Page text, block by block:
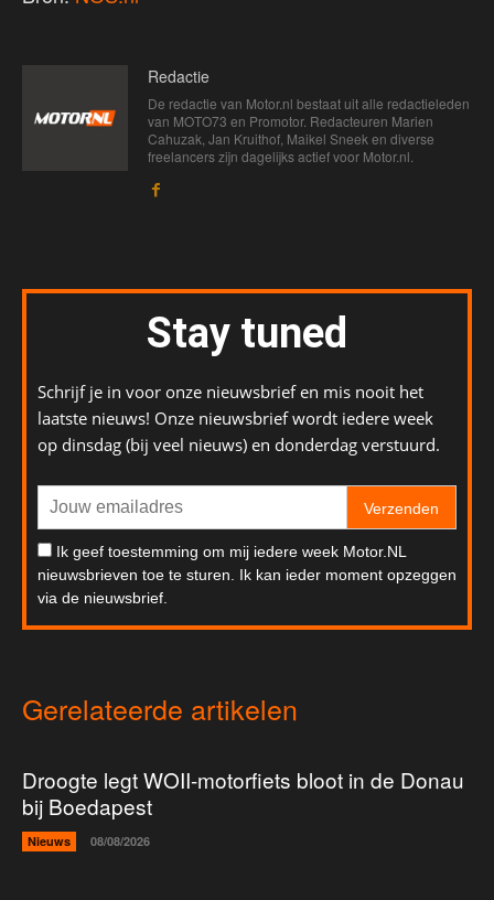
Redactie
De redactie van Motor.nl bestaat uit alle redactieleden
van MOTO73 en Promotor. Redacteuren Marien
Cahuzak, Jan Kruithof, Maikel Sneek en diverse
freelancers zijn dagelijks actief voor Motor.nl.
Stay tuned
Schrijf je in voor onze nieuwsbrief en mis nooit het
laatste nieuws! Onze nieuwsbrief wordt iedere week
op dinsdag (bij veel nieuws) en donderdag verstuurd.
Verzenden
Ik geef toestemming om mij iedere week Motor.NL
nieuwsbrieven toe te sturen. Ik kan ieder moment opzeggen
via de nieuwsbrief.
Gerelateerde artikelen
Droogte legt WOII-motorfiets bloot in de Donau
bij Boedapest
Nieuws 08/08/2026